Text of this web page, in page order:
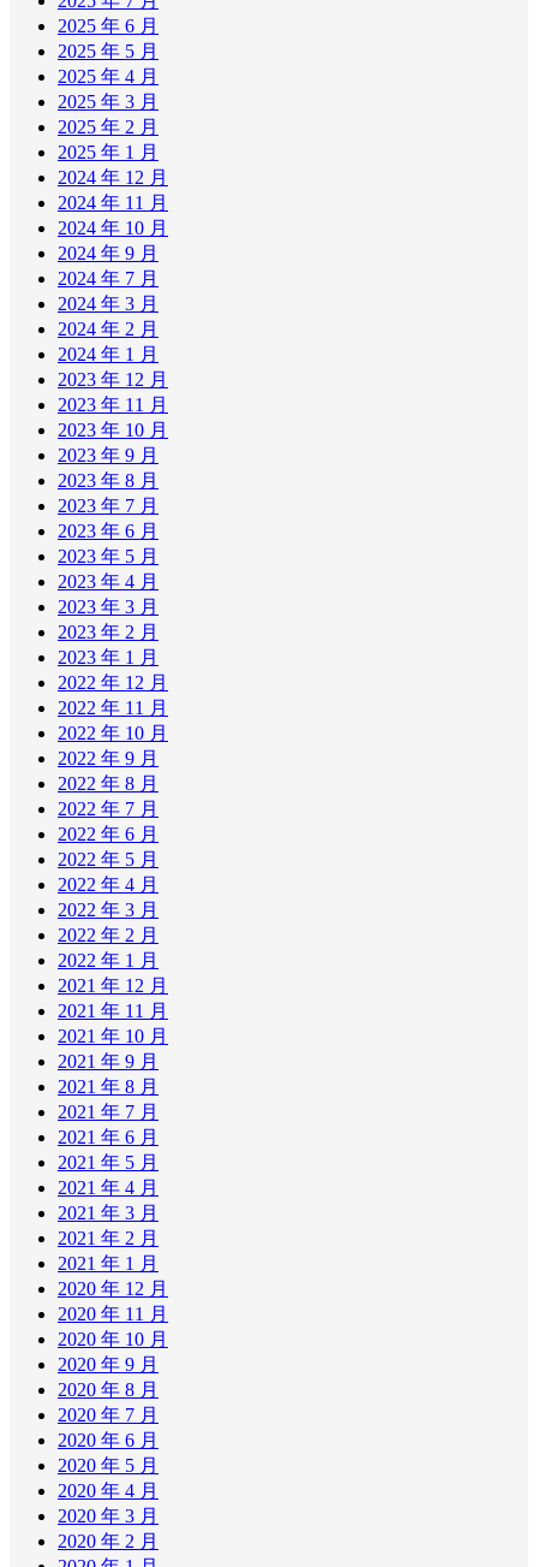
2025 年 6 月
2025 年 5 月
2025 年 4 月
2025 年 3 月
2025 年 2 月
2025 年 1 月
2024 年 12 月
2024 年 11 月
2024 年 10 月
2024 年 9 月
2024 年 7 月
2024 年 3 月
2024 年 2 月
2024 年 1 月
2023 年 12 月
2023 年 11 月
2023 年 10 月
2023 年 9 月
2023 年 8 月
2023 年 7 月
2023 年 6 月
2023 年 5 月
2023 年 4 月
2023 年 3 月
2023 年 2 月
2023 年 1 月
2022 年 12 月
2022 年 11 月
2022 年 10 月
2022 年 9 月
2022 年 8 月
2022 年 7 月
2022 年 6 月
2022 年 5 月
2022 年 4 月
2022 年 3 月
2022 年 2 月
2022 年 1 月
2021 年 12 月
2021 年 11 月
2021 年 10 月
2021 年 9 月
2021 年 8 月
2021 年 7 月
2021 年 6 月
2021 年 5 月
2021 年 4 月
2021 年 3 月
2021 年 2 月
2021 年 1 月
2020 年 12 月
2020 年 11 月
2020 年 10 月
2020 年 9 月
2020 年 8 月
2020 年 7 月
2020 年 6 月
2020 年 5 月
2020 年 4 月
2020 年 3 月
2020 年 2 月